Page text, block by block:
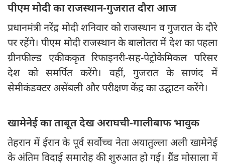
पीएम मोदी का राजस्थान-गुजरात दौरा आज
प्रधानमंत्री नरेंद्र मोदी शनिवार को राजस्थान व गुजरात के दौरे
पर रहेंगे। पीएम मोदी राजस्थान के बालोतरा में देश का पहला
ग्रीनफील्ड एकीककृत रिफाइनरी-सह-पेट्रोकेमिकल परिसर
देश को समर्पित करेंगे। वहीं, गुजरात के साणंद में
सेमीकंडक्टर असेंबली और परीक्षण केंद्र का उद्घाटन करेंगे।
खामेनेई का ताबूत देख अराघची-गालीबाफ भावुक
तेहरान में ईरान के पूर्व सर्वोच्च नेता अयातुल्ला अली खामेनेई
के अंतिम विदाई समारोह की शुरुआत हो गई। ग्रैंड मोसाला में